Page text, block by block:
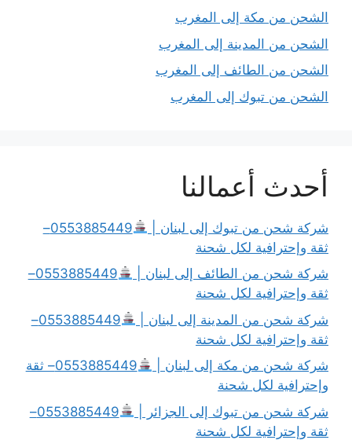
الشحن من مكة إلى المغرب
الشحن من المدينة إلى المغرب
الشحن من الطائف إلى المغرب
الشحن من تبوك إلى المغرب
أحدث أعمالنا
شركة شحن من تبوك إلى لبنان |
0553885449–
ثقة وإحترافية لكل شحنة
شركة شحن من الطائف إلى لبنان |
0553885449–
ثقة وإحترافية لكل شحنة
شركة شحن من المدينة إلى لبنان |
0553885449–
ثقة وإحترافية لكل شحنة
شركة شحن من مكة إلى لبنان |
0553885449– ثقة
وإحترافية لكل شحنة
شركة شحن من تبوك إلى الجزائر |
0553885449–
ثقة وإحترافية لكل شحنة